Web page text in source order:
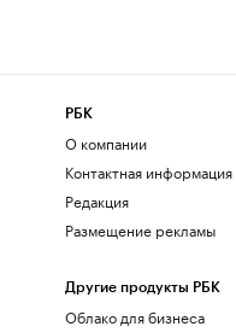
РБК
О компании
Контактная информация
Редакция
Размещение рекламы
Другие продукты РБК
Облако для бизнеса